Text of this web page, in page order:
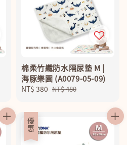
棉柔竹纖防水隔尿墊 M |
海豚樂園 (A0079-05-09)
Sale
NT$ 380 Regular
NT$ 480
優惠